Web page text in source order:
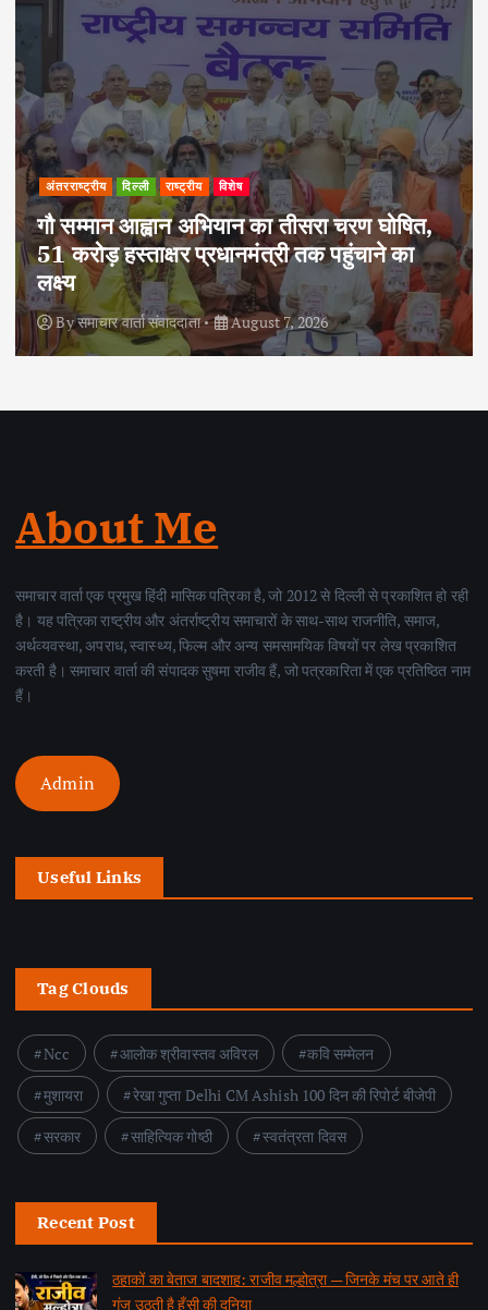
अपराध दिल्ली राष्ट्रीय
दोहरे हत्याकांड का वांछित आरोपी क्राइम ब्रांच के
हत्थे चढ़ा, नौ आपराधिक मामलों में रहा है शामिल
Byसमाचार वार्ता संवाददाता August 6, 2026
About Me
समाचार वार्ता एक प्रमुख हिंदी मासिक पत्रिका है, जो 2012 से दिल्ली से प्रकाशित हो रही
है। यह पत्रिका राष्ट्रीय और अंतर्राष्ट्रीय समाचारों के साथ-साथ राजनीति, समाज,
अर्थव्यवस्था, अपराध, स्वास्थ्य, फिल्म और अन्य समसामयिक विषयों पर लेख प्रकाशित
करती है। समाचार वार्ता की संपादक सुषमा राजीव हैं, जो पत्रकारिता में एक प्रतिष्ठित नाम
हैं।
Admin
Useful Links
Tag Clouds
Ncc आलोक श्रीवास्तव अविरल
कवि सम्मेलन
मुशायरा
रेखा गुप्ता Delhi CM Ashish 100 दिन की रिपोर्ट बीजेपी
सरकार
साहित्यिक गोष्ठी स्वतंत्रता दिवस
Recent Post
ठहाकों का बेताज बादशाह: राजीव मल्होत्रा — जिनके मंच पर आते ही
गूंज उठती है हँसी की दुनिया